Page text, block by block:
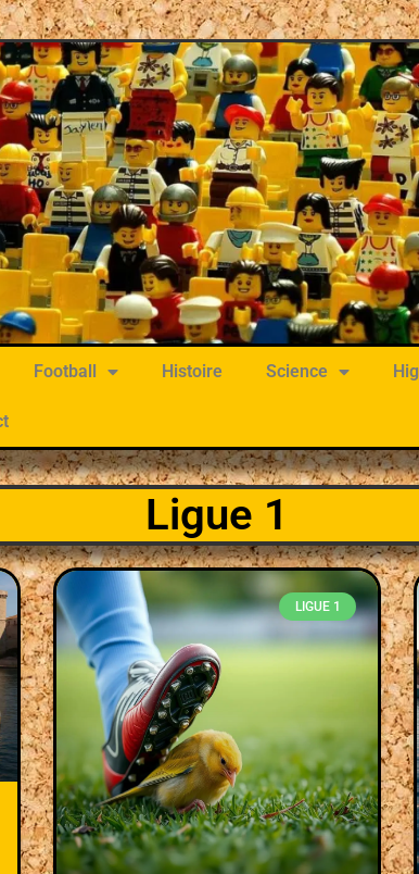
Football Histoire Science
Ligue 1
LIGUE 1